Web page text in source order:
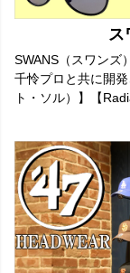
ス
SWANS（スワンズ
千怜プロと共に開
ト・ソル）】【